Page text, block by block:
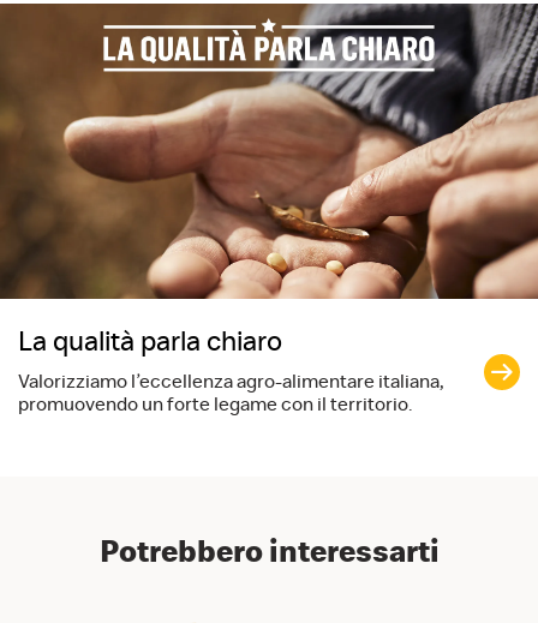
La qualità parla chiaro
Valorizziamo l’eccellenza agro-alimentare italiana,
promuovendo un forte legame con il territorio.
Potrebbero interessarti